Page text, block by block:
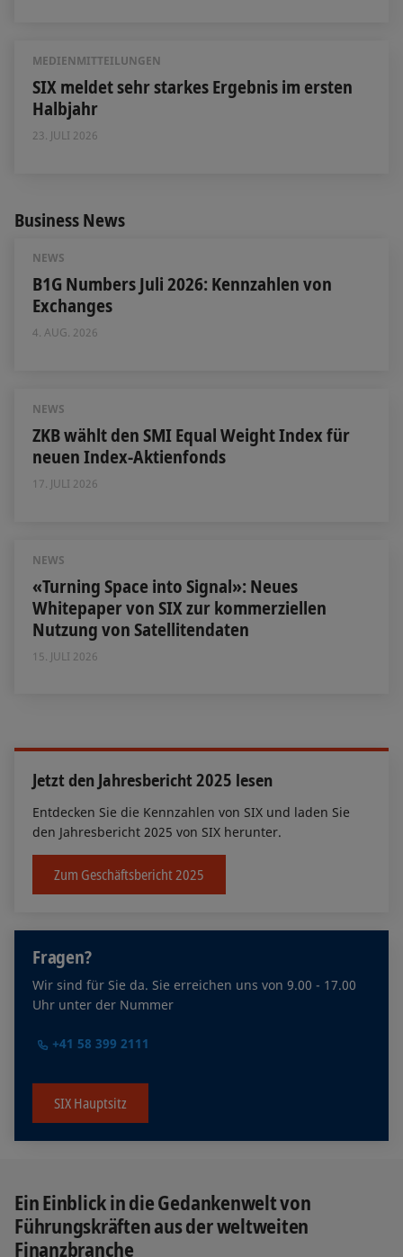
MEDIENMITTEILUNGEN
SIX meldet sehr starkes Ergebnis im ersten
Halbjahr
23. JULI 2026
Business News
NEWS
B1G Numbers Juli 2026: Kennzahlen von
Exchanges
4. AUG. 2026
NEWS
ZKB wählt den SMI Equal Weight Index für
neuen Index-Aktienfonds
17. JULI 2026
NEWS
«Turning Space into Signal»: Neues
Whitepaper von SIX zur kommerziellen
Nutzung von Satellitendaten
15. JULI 2026
Jetzt den Jahresbericht 2025 lesen
Entdecken Sie die Kennzahlen von SIX und laden Sie
den Jahresbericht 2025 von SIX herunter.
Zum Geschäftsbericht 2025
Fragen?
Wir sind für Sie da. Sie erreichen uns von 9.00 - 17.00
Uhr unter der Nummer
+41 58 399 2111
SIX Hauptsitz
Ein Einblick in die Gedankenwelt von
Führungskräften aus der weltweiten
Finanzbranche